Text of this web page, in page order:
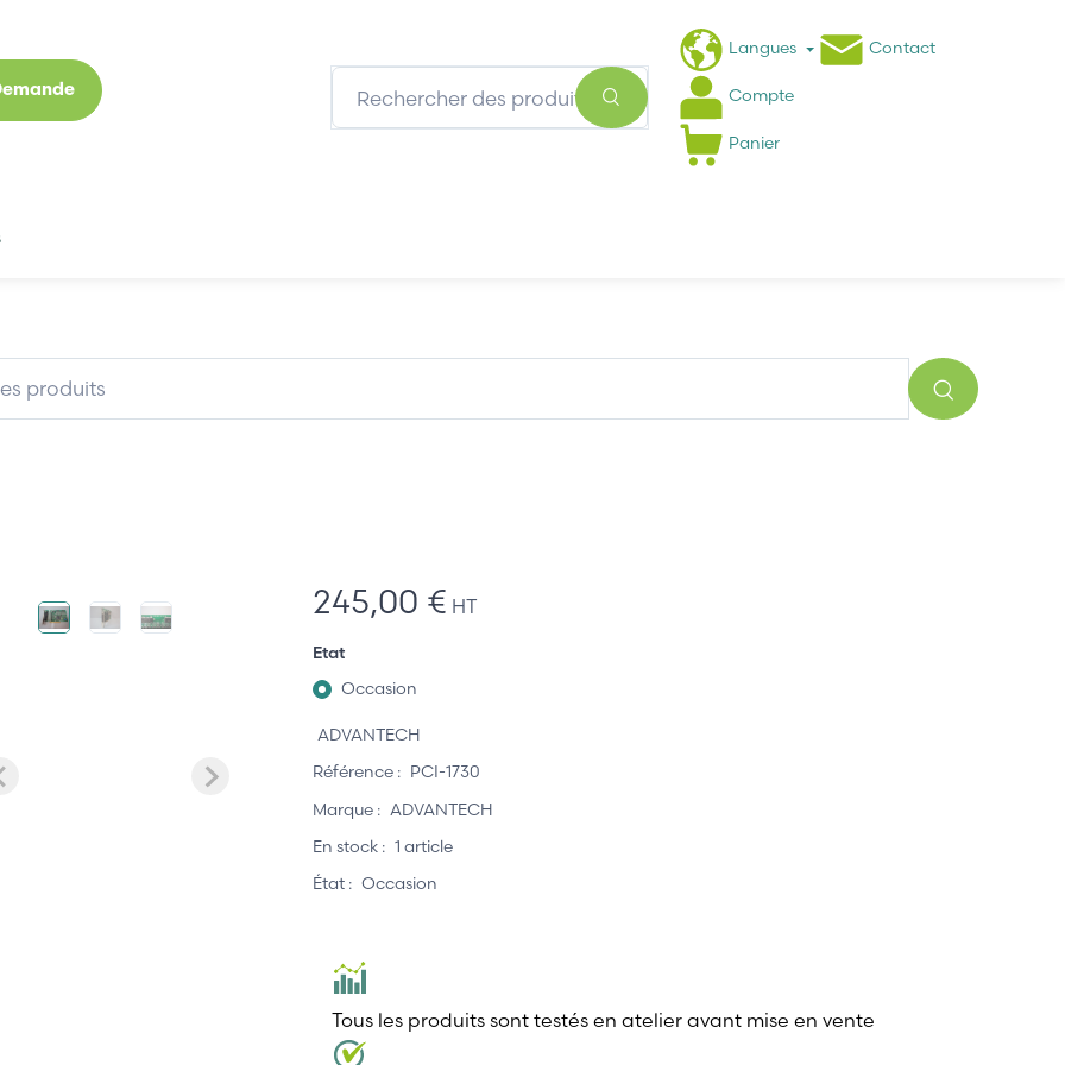
Langues Contact
Compte
Panier
245,00 € HT
Etat
Occasion
ADVANTECH
Référence : PCI-1730
Marque : ADVANTECH
En stock : 1 article
État : Occasion
Tous les produits sont testés en atelier avant mise en vente